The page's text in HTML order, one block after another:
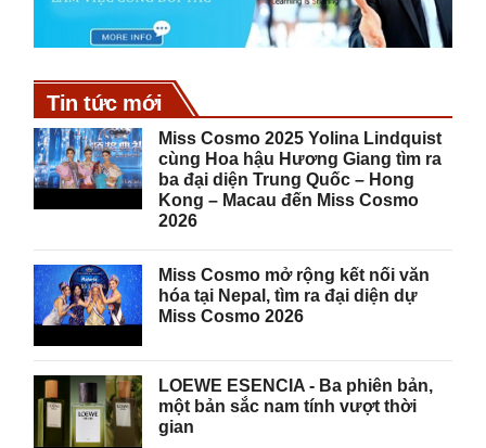
Tin tức mới
Miss Cosmo 2025 Yolina Lindquist
cùng Hoa hậu Hương Giang tìm ra
ba đại diện Trung Quốc – Hong
Kong – Macau đến Miss Cosmo
2026
Miss Cosmo mở rộng kết nối văn
hóa tại Nepal, tìm ra đại diện dự
Miss Cosmo 2026
LOEWE ESENCIA - Ba phiên bản,
một bản sắc nam tính vượt thời
gian